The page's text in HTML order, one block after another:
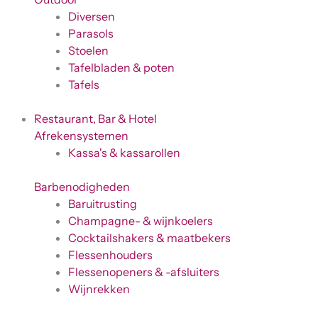
Diversen
Parasols
Stoelen
Tafelbladen & poten
Tafels
Restaurant, Bar & Hotel
Afrekensystemen
Kassa's & kassarollen
Barbenodigheden
Baruitrusting
Champagne- & wijnkoelers
Cocktailshakers & maatbekers
Flessenhouders
Flessenopeners & -afsluiters
Wijnrekken